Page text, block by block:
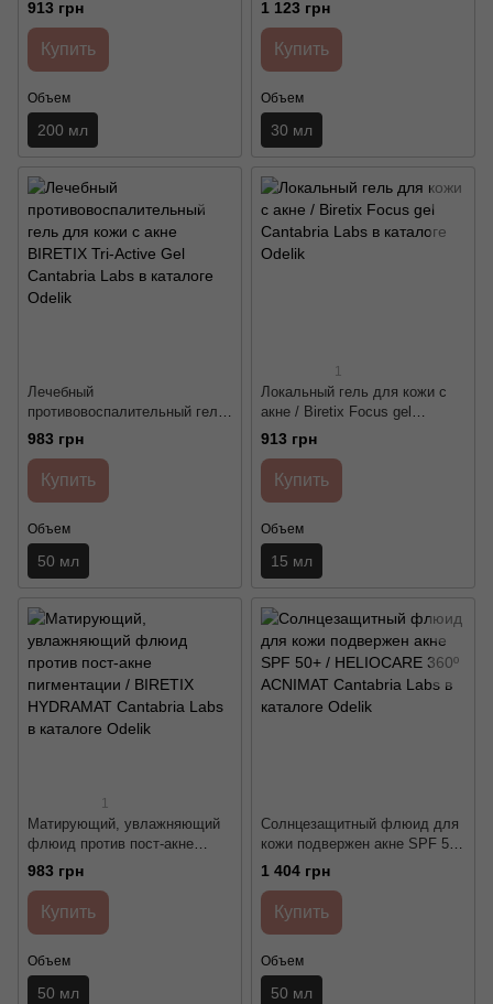
913 грн
Купить
Объем
200 мл
акне/ BIRETIX DUO GEL ANT-
IMPRF Cantabria Labs
1 123 грн
Купить
Объем
30 мл
Лечебный
противовоспалительный гель
для кожи с акне BIRETIX Tri-
Active Gel Cantabria Labs
983 грн
Купить
Объем
50 мл
1
Локальный гель для кожи с
акне / Biretix Focus gel
Cantabria Labs
913 грн
Купить
Объем
15 мл
1
Матирующий, увлажняющий
флюид против пост-акне
пигментации / BIRETIX
HYDRAMAT Cantabria Labs
983 грн
Купить
Объем
50 мл
Солнцезащитный флюид для
кожи подвержен акне SPF 50+
/ HELIOCARE 360º ACNIMAT
Cantabria Labs
1 404 грн
Купить
Объем
50 мл